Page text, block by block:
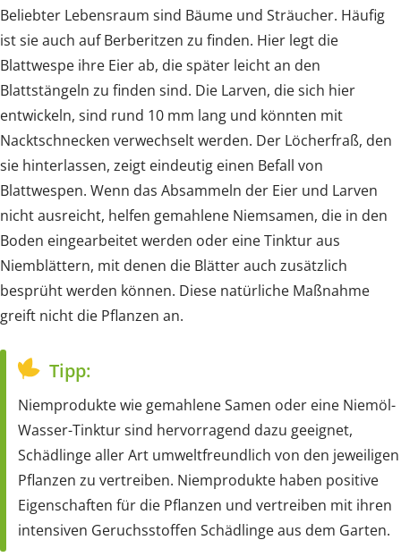
Beliebter Lebensraum sind Bäume und Sträucher. Häufig
ist sie auch auf Berberitzen zu finden. Hier legt die
Blattwespe ihre Eier ab, die später leicht an den
Blattstängeln zu finden sind. Die Larven, die sich hier
entwickeln, sind rund 10 mm lang und könnten mit
Nacktschnecken verwechselt werden. Der Löcherfraß, den
sie hinterlassen, zeigt eindeutig einen Befall von
Blattwespen. Wenn das Absammeln der Eier und Larven
nicht ausreicht, helfen gemahlene Niemsamen, die in den
Boden eingearbeitet werden oder eine Tinktur aus
Niemblättern, mit denen die Blätter auch zusätzlich
besprüht werden können. Diese natürliche Maßnahme
greift nicht die Pflanzen an.
Tipp:
Niemprodukte wie gemahlene Samen oder eine Niemöl-
Wasser-Tinktur sind hervorragend dazu geeignet,
Schädlinge aller Art umweltfreundlich von den jeweiligen
Pflanzen zu vertreiben. Niemprodukte haben positive
Eigenschaften für die Pflanzen und vertreiben mit ihren
intensiven Geruchsstoffen Schädlinge aus dem Garten.